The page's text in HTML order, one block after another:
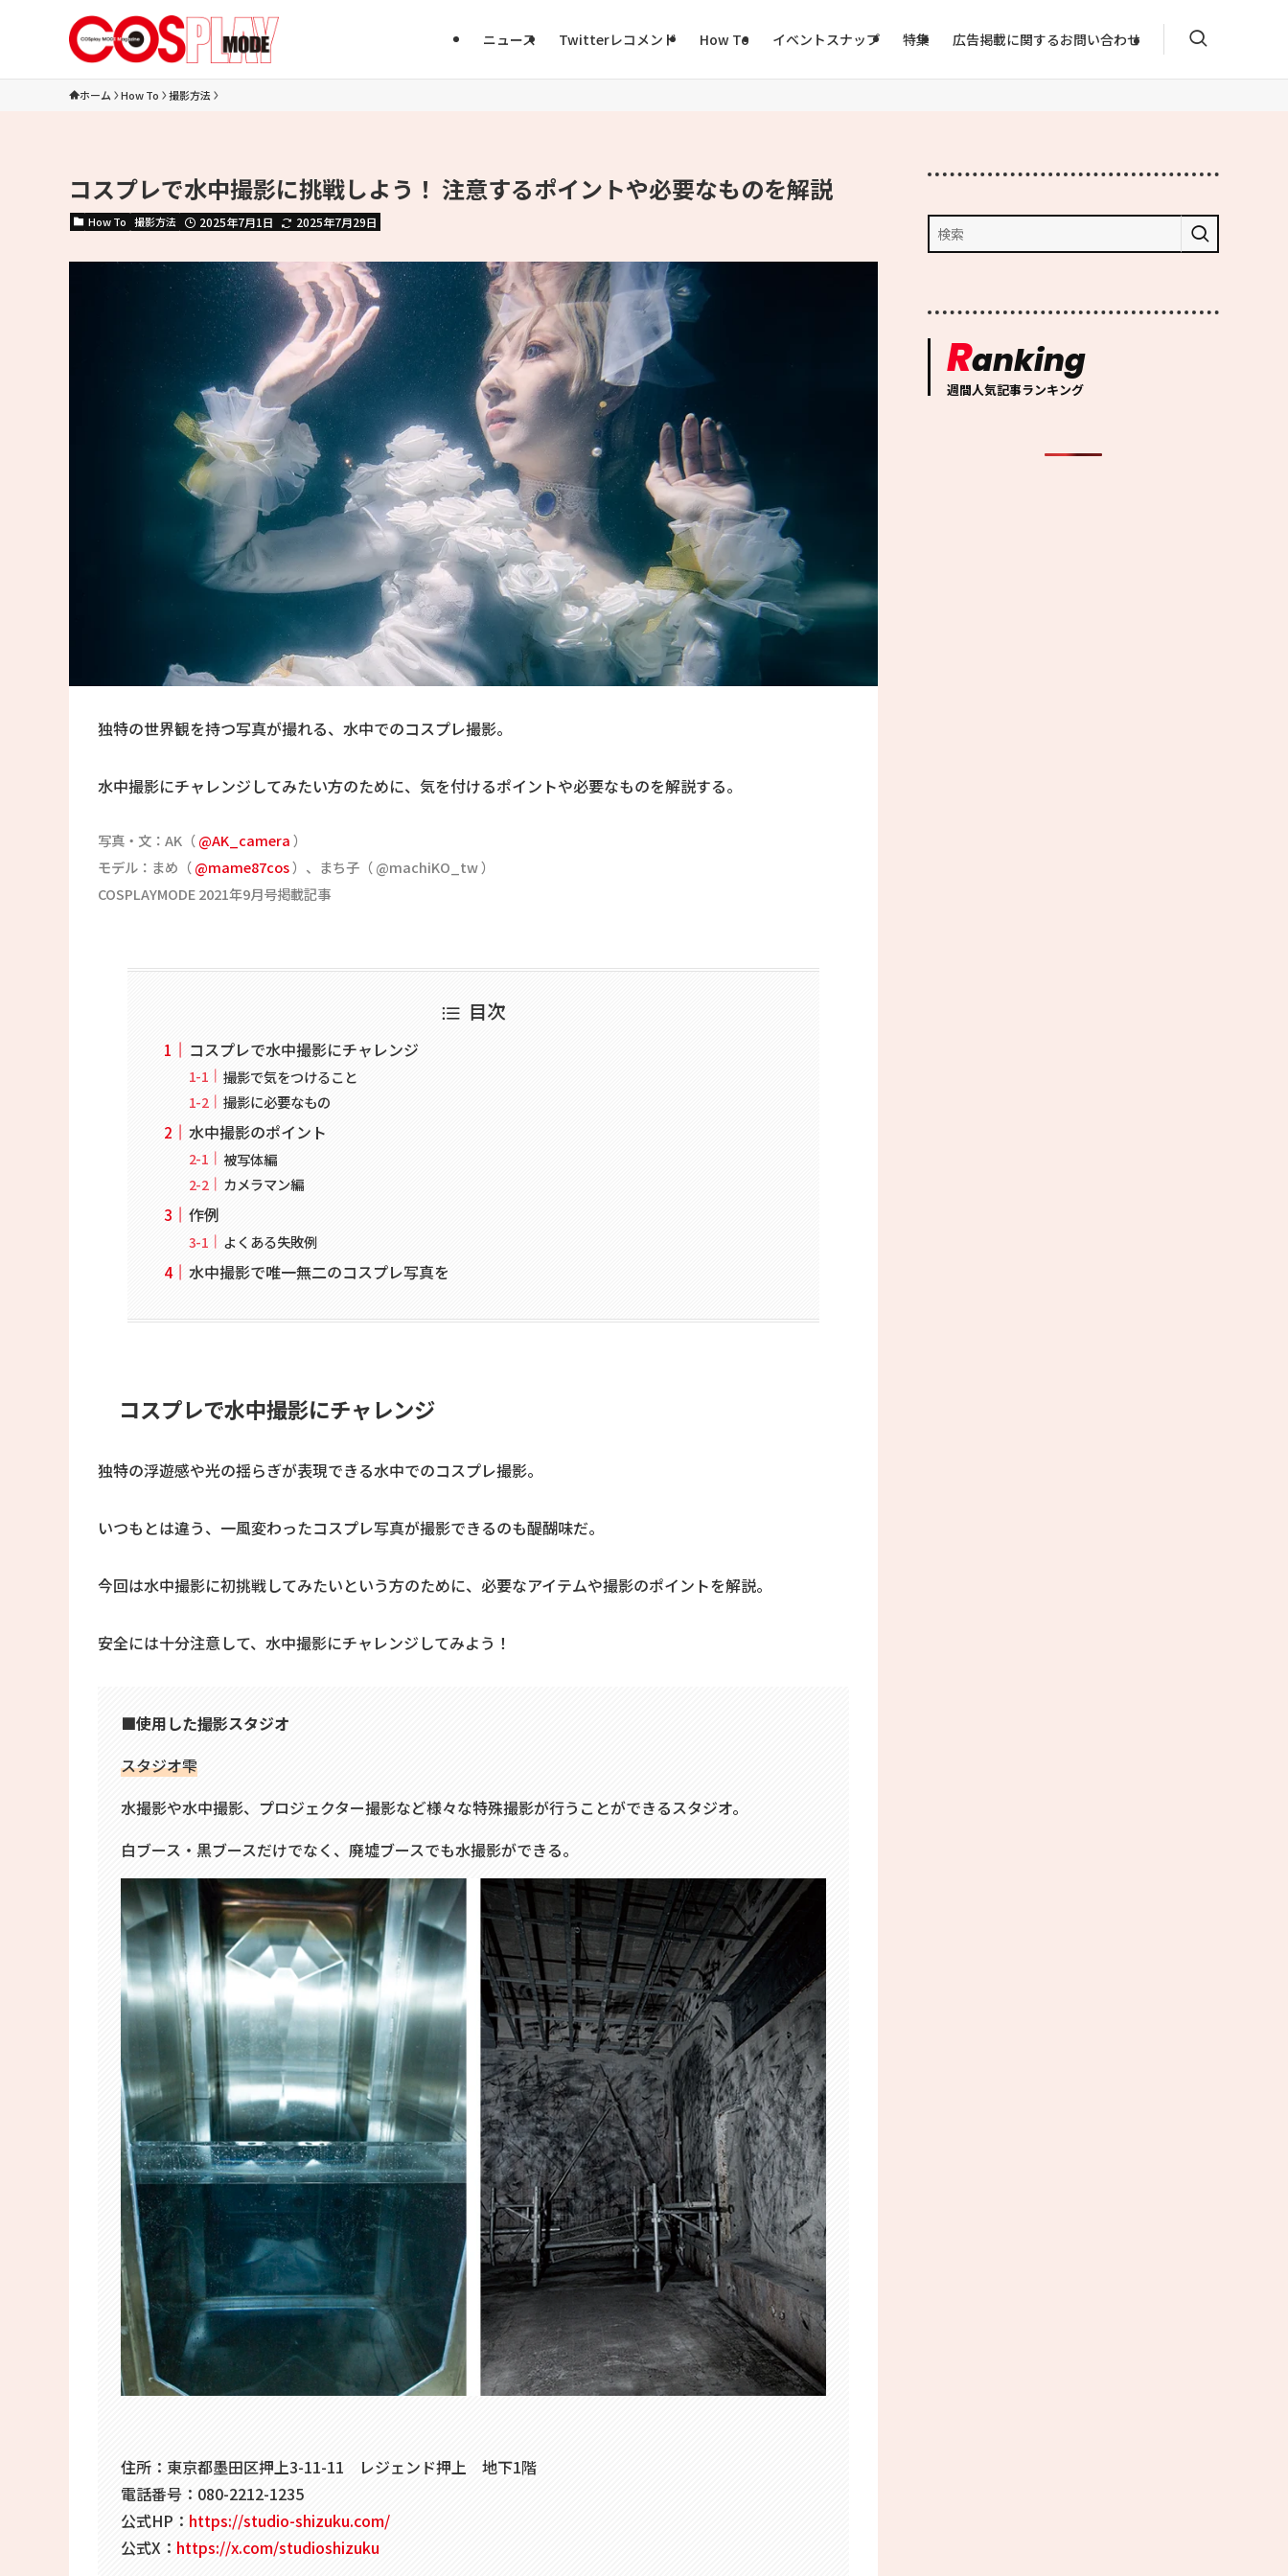
ニュース Twitterレコメンド How To イベントスナップ 特集 広告掲載に関するお問い合わせ
ホーム How To 撮影方法
コスプレで水中撮影に挑戦しよう！ 注意するポイントや必要なものを解説
How To 撮影方法 2025年7月1日 2025年7月29日
独特の世界観を持つ写真が撮れる、水中でのコスプレ撮影。
水中撮影にチャレンジしてみたい方のために、気を付けるポイントや必要なものを解説する。
写真・文：AK（@AK_camera）
モデル：まめ（@mame87cos）、まち子（ @machiKO_tw ）
COSPLAYMODE 2021年9月号掲載記事
目次
コスプレで水中撮影にチャレンジ
撮影で気をつけること
撮影に必要なもの
水中撮影のポイント
被写体編
カメラマン編
作例
よくある失敗例
水中撮影で唯一無二のコスプレ写真を
コスプレで水中撮影にチャレンジ
独特の浮遊感や光の揺らぎが表現できる水中でのコスプレ撮影。
いつもとは違う、一風変わったコスプレ写真が撮影できるのも醍醐味だ。
今回は水中撮影に初挑戦してみたいという方のために、必要なアイテムや撮影のポイントを解説。
安全には十分注意して、水中撮影にチャレンジしてみよう！
■使用した撮影スタジオ
スタジオ雫
水撮影や水中撮影、プロジェクター撮影など様々な特殊撮影が行うことができるスタジオ。
白ブース・黒ブースだけでなく、廃墟ブースでも水撮影ができる。
住所：東京都墨田区押上3-11-11 レジェンド押上 地下1階
電話番号：080-2212-1235
公式HP： https://studio-shizuku.com/
公式X： https://x.com/studioshizuku
Ranking
週間人気記事ランキング